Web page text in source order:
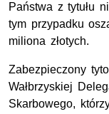
Państwa z tytułu
tym przypadku
miliona złotych.
Zabezpieczony
Wałbrzyskiej
Skarbowego,